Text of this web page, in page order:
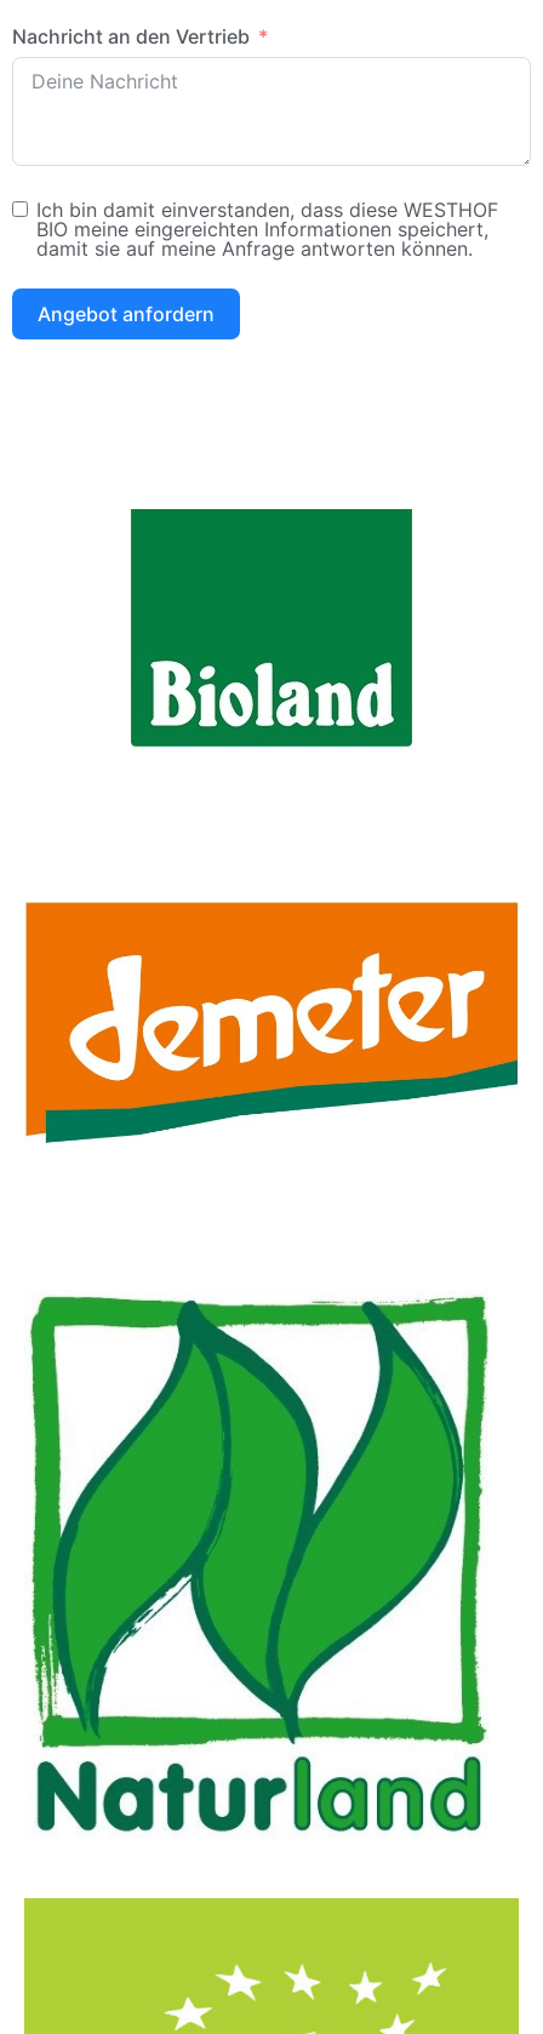
Nachricht an den Vertrieb
Ich bin damit einverstanden, dass diese WESTHOF
BIO meine eingereichten Informationen speichert,
damit sie auf meine Anfrage antworten können.
Angebot anfordern